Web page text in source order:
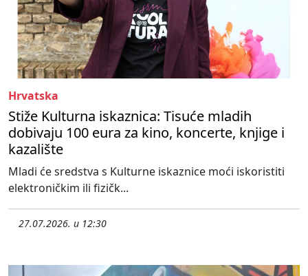
Hrvatska
Stiže Kulturna iskaznica: Tisuće mladih
dobivaju 100 eura za kino, koncerte, knjige i
kazalište
Mladi će sredstva s Kulturne iskaznice moći iskoristiti
elektroničkim ili fizičk...
27.07.2026. u 12:30